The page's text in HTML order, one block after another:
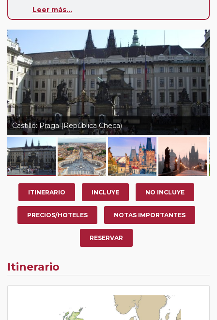
Paradas en Ruta:
su viaje, en la ciudad que desee por período de 1, 3, 4 o
7 noches según circuito y fechas de salida. Es
fundamental que el circuito tenga salida posterior a la
fecha escogida y permita la salida deseada. El
suplemento por parada efectuada es de 40 Euros/52
Dólares por persona. Si la parada se realiza para tomar
otro circuito del mismo proveedor no se abonará este
suplemento.
Pasajero Club:este circuito, en cualquier época del
año, ofrece a los pasajeros que ya hayan viajado con
nosotros en los últimos 3 años y que pertenezcan a
nuestro Club de Pasajeros (cuya obtención se realiza
tras rellenar el cuestionario de satisfacción en "Mi viaje")
o los que estén en luna de miel contarán con un
descuento del 5%.
Leer más...
Castillo: Praga (República Checa)
ITINERARIO INCLUYE NO INCLUYE
PRECIOS/HOTELES NOTAS IMPORTANTES
RESERVAR
Itinerario